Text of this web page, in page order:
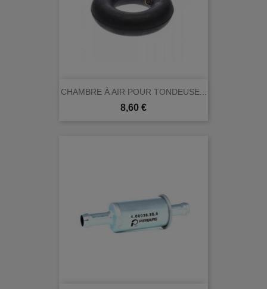
CHAMBRE À AIR POUR TONDEUSE...
Prix
8,60 €